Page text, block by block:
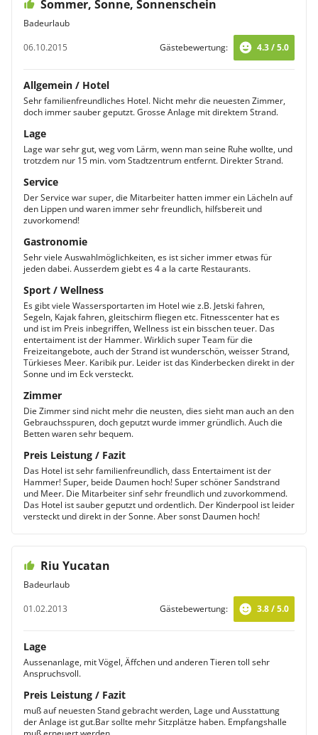
Sommer, Sonne, Sonnenschein
Badeurlaub
06.10.2015
Gästebewertung: 4.3 / 5.0
Allgemein / Hotel
Sehr familienfreundliches Hotel. Nicht mehr die neuesten Zimmer,
doch immer sauber geputzt. Grosse Anlage mit direktem Strand.
Lage
Lage war sehr gut, weg vom Lärm, wenn man seine Ruhe wollte, und
trotzdem nur 15 min. vom Stadtzentrum entfernt. Direkter Strand.
Service
Der Service war super, die Mitarbeiter hatten immer ein Lächeln auf
den Lippen und waren immer sehr freundlich, hilfsbereit und
zuvorkomend!
Gastronomie
Sehr viele Auswahlmöglichkeiten, es ist sicher immer etwas für
jeden dabei. Ausserdem giebt es 4 a la carte Restaurants.
Sport / Wellness
Es gibt viele Wassersportarten im Hotel wie z.B. Jetski fahren,
Segeln, Kajak fahren, gleitschirm fliegen etc. Fitnesscenter hat es
und ist im Preis inbegriffen, Wellness ist ein bisschen teuer. Das
entertaiment ist der Hammer. Wirklich super Team für die
Freizeitangebote, auch der Strand ist wunderschön, weisser Strand,
Türkieses Meer. Karibik pur. Leider ist das Kinderbecken direkt in der
Sonne und im Eck versteckt.
Zimmer
Die Zimmer sind nicht mehr die neusten, dies sieht man auch an den
Gebrauchsspuren, doch geputzt wurde immer gründlich. Auch die
Betten waren sehr bequem.
Preis Leistung / Fazit
Das Hotel ist sehr familienfreundlich, dass Entertaiment ist der
Hammer! Super, beide Daumen hoch! Super schöner Sandstrand
und Meer. Die Mitarbeiter sinf sehr freundlich und zuvorkommend.
Das Hotel ist sauber geputzt und ordentlich. Der Kinderpool ist leider
versteckt und direkt in der Sonne. Aber sonst Daumen hoch!
Riu Yucatan
Badeurlaub
01.02.2013
Gästebewertung: 3.8 / 5.0
Lage
Aussenanlage, mit Vögel, Äffchen und anderen Tieren toll sehr
Anspruchsvoll.
Preis Leistung / Fazit
muß auf neuesten Stand gebracht werden, Lage und Ausstattung
der Anlage ist gut.Bar sollte mehr Sitzplätze haben. Empfangshalle